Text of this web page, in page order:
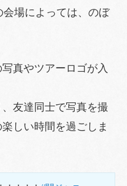
場によっては、のぼ
真やツアーロゴが入
友達同士で写真を撮
しい時間を過ごしま